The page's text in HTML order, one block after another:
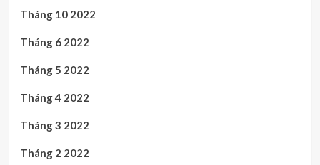
Tháng 10 2022
Tháng 6 2022
Tháng 5 2022
Tháng 4 2022
Tháng 3 2022
Tháng 2 2022